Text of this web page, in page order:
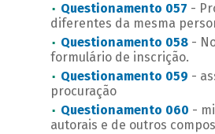
Questionamento 057 -
diferentes da mesma
Questionamento 058 -
formulário de inscrição.
Questionamento 059 -
procuração
Questionamento 060 -
autorais e de outros